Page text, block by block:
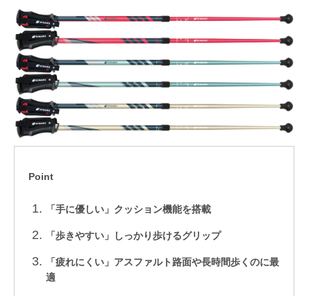
Point
「手に優しい」クッション機能を搭載
「歩きやすい」しっかり歩けるグリップ
「疲れにくい」アスファルト路面や長時間歩くのに最
適